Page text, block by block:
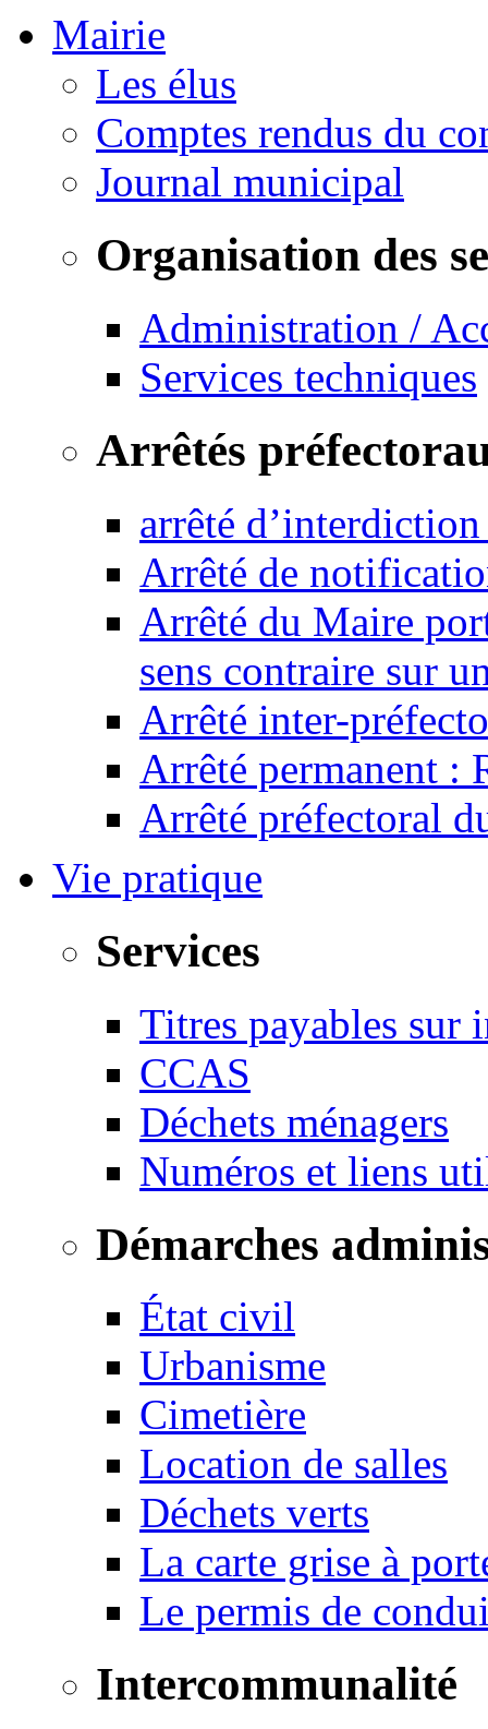
Mairie
Les élus
Comptes rendus du
Journal municipal
Organisation des
Administration /
Services techniques
Arrêtés
arrêté
Arrêté de
Arrêté du Maire
sens contraire sur
Arrêté inter-
Arrêté permanent :
Arrêté préfectoral
Vie pratique
Services
Titres payables sur
CCAS
Déchets ménagers
Numéros et liens
Démarches
État civil
Urbanisme
Cimetière
Location de salles
Déchets verts
La carte grise à
Le permis de
Intercommunalité